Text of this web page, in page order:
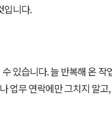
입니다.
있습니다. 늘 반복해 온 작
업무 연락에만 그치지 말고